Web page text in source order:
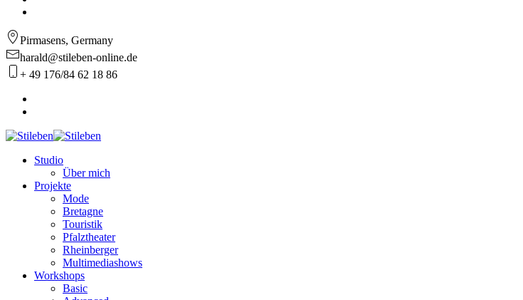
Pirmasens, Germany
harald@stileben-online.de
+ 49 176/84 62 18 86
Studio
Über mich
Projekte
Mode
Bretagne
Touristik
Pfalztheater
Rheinberger
Multimediashows
Workshops
Basic